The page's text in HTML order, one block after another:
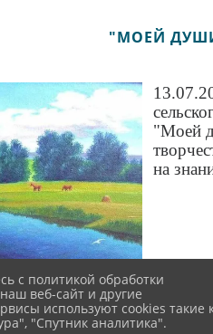
"МОЕЙ
"Моей
на
с политикой обработки
веб-сайт и другие
используют cookies такие
"Спутник аналитика".